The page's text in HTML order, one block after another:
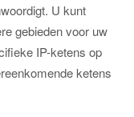
U kunt
gebieden voor uw
IP-ketens op
ketens